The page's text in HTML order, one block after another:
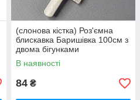
(слонова кістка) Роз'ємна
блискавка Баришівка 100см з
двома бігунками
В наявності
84 ₴